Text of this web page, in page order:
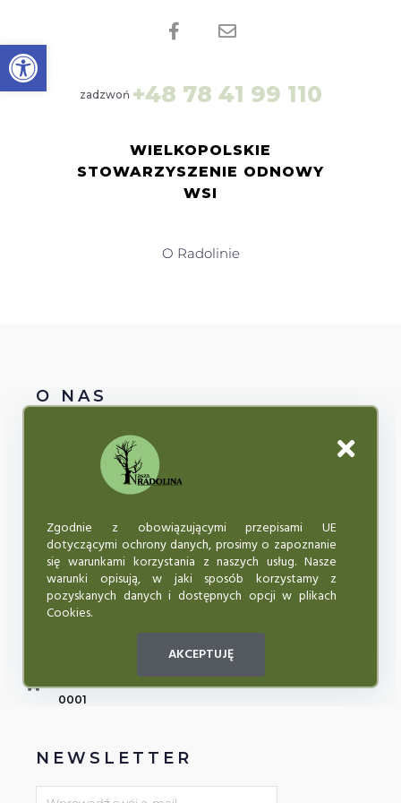
Open toolbar
WIELKOPOLSKIE
STOWARZYSZENIE ODNOWY
WSI
zadzwoń +48 78 41 99 110
O Radolinie
O NAS
Misją Wielkopolskiego Stowarzyszenia Odnowy Wsi
„NASZA RADOLINA” jest aktywizowanie i integrowanie
lokalnej społeczności, przeciwdziałanie wykluczeniu
społecznemu osób niepełnosprawnych, starszych.
KONTAKT
62-590 Golina, Radolina 30
naszaradolina@wp.pl
0001
NEWSLETTER
Zgodnie z obowiązującymi przepisami UE
dotyczącymi ochrony danych, prosimy o zapoznanie
się warunkami korzystania z naszych usług. Nasze
warunki opisują, w jaki sposób korzystamy z
pozyskanych danych i dostępnych opcji w plikach
Cookies.
AKCEPTUJĘ